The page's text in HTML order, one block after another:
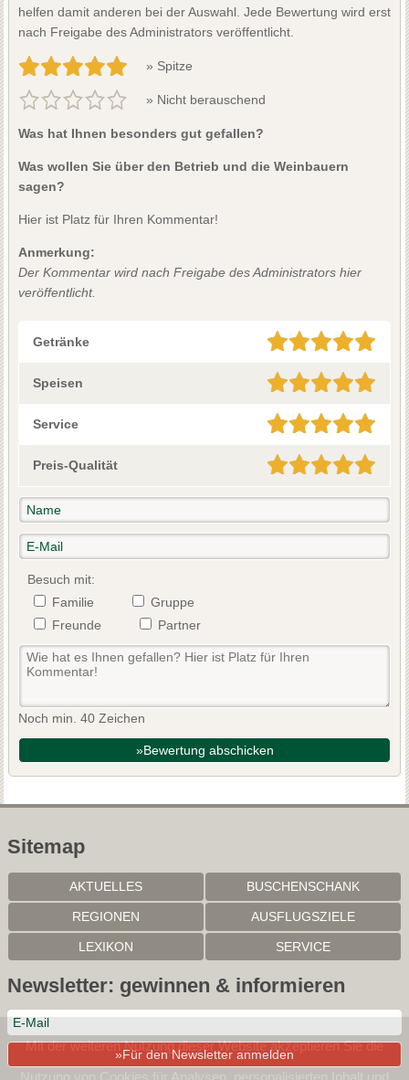
helfen damit anderen bei der Auswahl. Jede Bewertung wird erst
nach Freigabe des Administrators veröffentlicht.
» Spitze
» Nicht berauschend
Was hat Ihnen besonders gut gefallen?
Was wollen Sie über den Betrieb und die Weinbauern
sagen?
Hier ist Platz für Ihren Kommentar!
Anmerkung:
Der Kommentar wird nach Freigabe des Administrators hier
veröffentlicht.
Getränke
Speisen
Service
Preis-Qualität
Besuch mit:
Familie
Gruppe
Freunde
Partner
Noch min. 40 Zeichen
»Bewertung abschicken
Sitemap
AKTUELLES BUSCHENSCHANK
REGIONEN AUSFLUGSZIELE
LEXIKON SERVICE
Newsletter: gewinnen & informieren
»Für den Newsletter anmelden
Mit der weiteren Nutzung dieser Website akzeptieren Sie die